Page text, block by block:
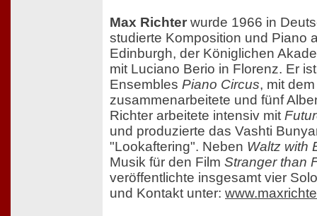
Max Richter wurde 1966 in
studierte Komposition und Piano
Edinburgh, der Königlichen
mit Luciano Berio in Florenz. Er
Ensembles Piano Circus, mit
zusammenarbeitete und fünf
Richter arbeitete intensiv mit
und produzierte das Vashti
"Lookaftering". Neben Waltz with
Musik für den Film Stranger than
veröffentlichte insgesamt vier
und Kontakt unter: